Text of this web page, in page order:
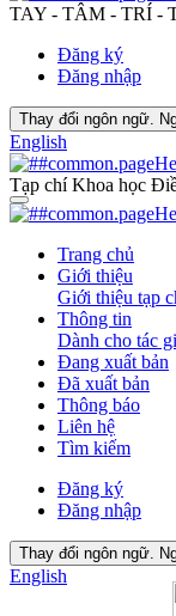
TAY - TÂM - TRÍ -
Đăng ký
Đăng nhập
Thay đổi ngôn ngữ.
English
Tạp chí Khoa học
Trang chủ
Giới thiệu
Giới thiệu tạp
Thông tin
Dành cho tác
Đang xuất bản
Đã xuất bản
Thông báo
Liên hệ
Tìm kiếm
Đăng ký
Đăng nhập
Thay đổi ngôn ngữ.
English